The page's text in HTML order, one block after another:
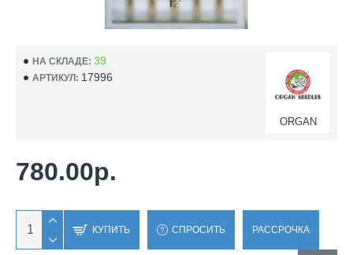
НА СКЛАДЕ: 39
АРТИКУЛ: 17996
ORGAN
780.00р.
КУПИТЬ СПРОСИТЬ РАССРОЧКА